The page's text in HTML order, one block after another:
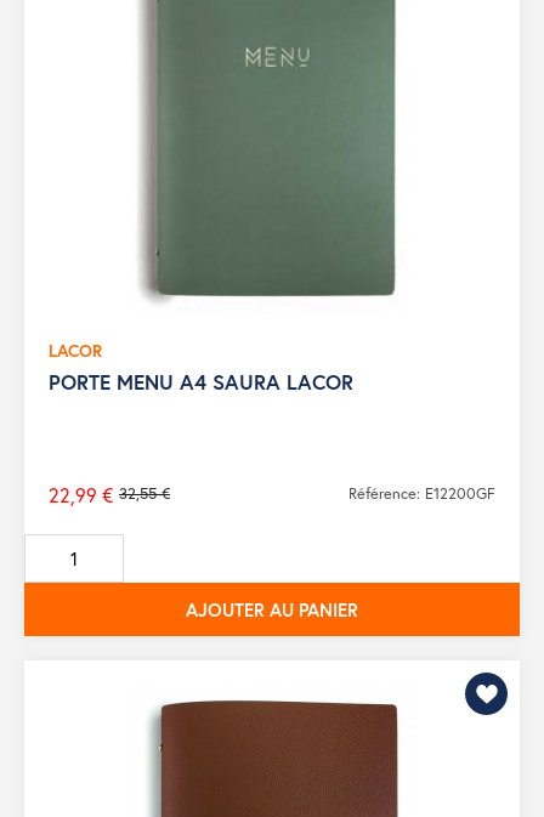
LACOR
PORTE MENU A4 SAURA LACOR
Prix
de
base
32,55 €
22,99 € Référence: E12200GF
AJOUTER AU PANIER